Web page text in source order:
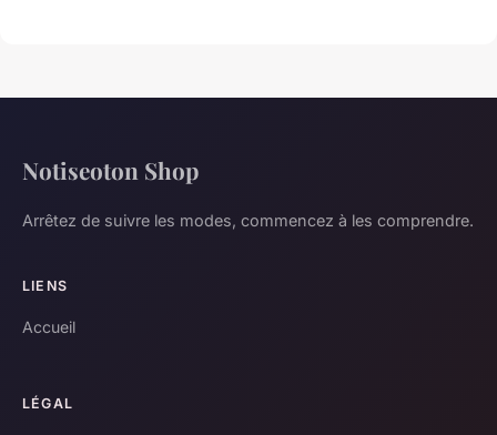
Notiseoton Shop
Arrêtez de suivre les modes, commencez à les comprendre.
LIENS
Accueil
LÉGAL